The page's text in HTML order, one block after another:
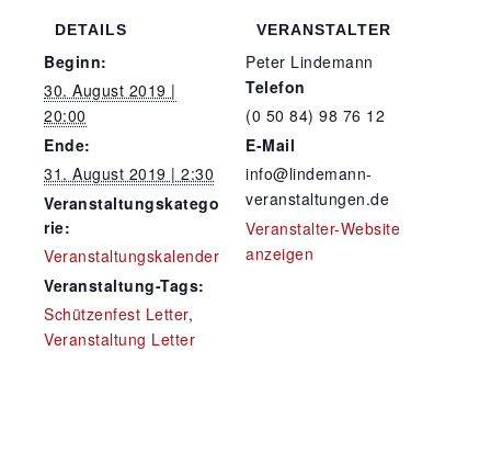
DETAILS
Beginn:
30. August 2019 |
20:00
Ende:
31. August 2019 | 2:30
Veranstaltungskatego
rie:
Veranstaltungskalender
Veranstaltung-Tags:
Schützenfest Letter,
Veranstaltung Letter
VERANSTALTER
Peter Lindemann
Telefon
(0 50 84) 98 76 12
E-Mail
info@lindemann-
veranstaltungen.de
Veranstalter-Website
anzeigen